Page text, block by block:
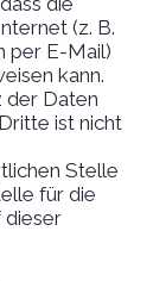
(z. B.
per E-Mail)
kann.
der Daten
ist nicht
Stelle
für die
dieser